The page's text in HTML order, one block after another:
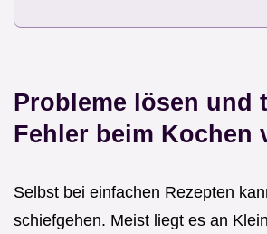
Probleme lösen und
Fehler beim Kochen
Selbst bei einfachen Rezepten
schiefgehen. Meist liegt es an